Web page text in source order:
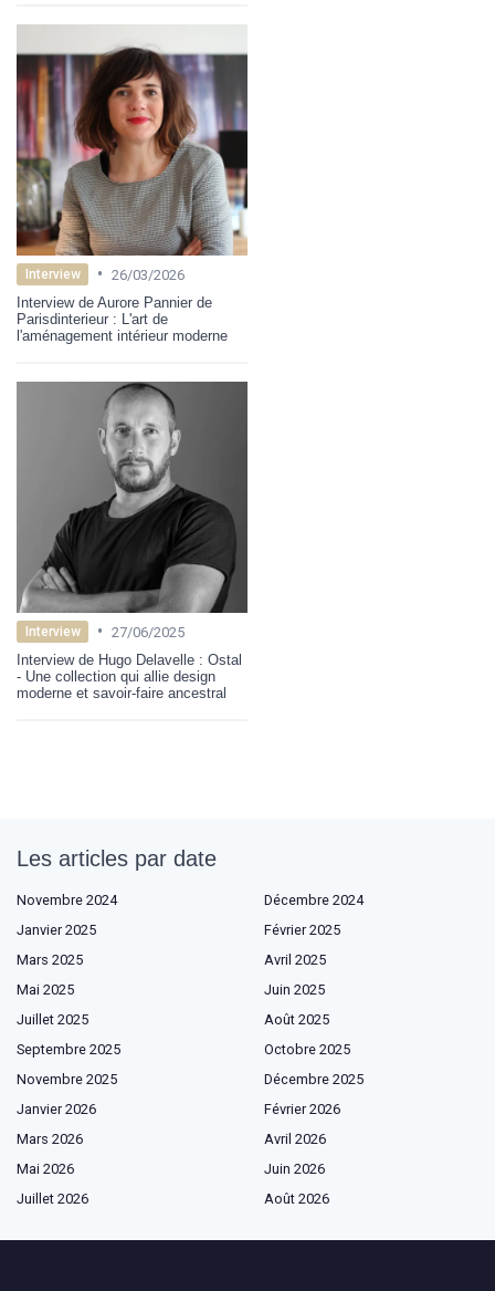
Interview • 26/03/2026
Interview de Aurore Pannier de
Parisdinterieur : L'art de
l'aménagement intérieur moderne
Interview • 27/06/2025
Interview de Hugo Delavelle : Ostal
- Une collection qui allie design
moderne et savoir-faire ancestral
Les articles par date
Novembre 2024
Décembre 2024
Janvier 2025
Février 2025
Mars 2025
Avril 2025
Mai 2025
Juin 2025
Juillet 2025
Août 2025
Septembre 2025
Octobre 2025
Novembre 2025
Décembre 2025
Janvier 2026
Février 2026
Mars 2026
Avril 2026
Mai 2026
Juin 2026
Juillet 2026
Août 2026